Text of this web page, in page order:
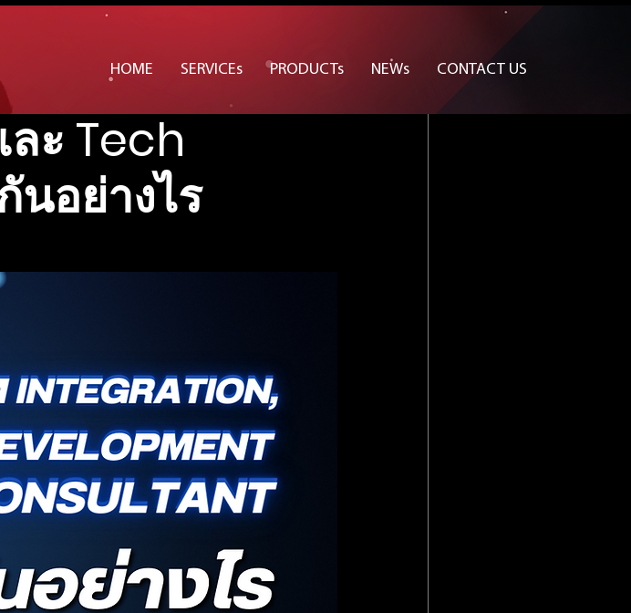
HOME SERVICEs PRODUCTs NEWs CONTACT US
Software
ะ Tech
อย่างไร